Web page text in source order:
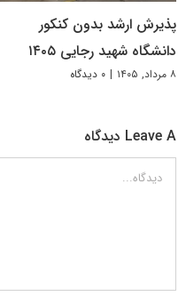
پذیرش ارشد بدون کنکور
دانشگاه شهید رجایی ۱۴۰۵
۸ مرداد, ۱۴۰۵ | ۰ دیدگاه
Leave A دیدگاه
دیدگاه